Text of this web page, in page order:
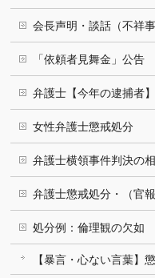
会長声明・談話（不祥事
「依頼者見舞金」公告
弁護士【今年の逮捕者】
女性弁護士懲戒処分
弁護士横領事件判決の
弁護士懲戒処分・（官
処分例：倫理観の欠如
【暴言・心ない言葉】